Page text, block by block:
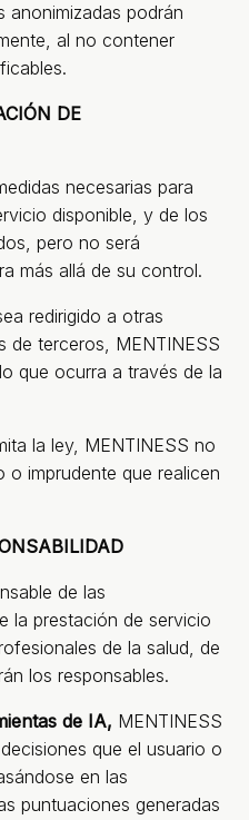
anonimizadas podrán
al no contener
DE
necesarias para
disponible, y de los
pero no será
más allá de su control.
redirigido a otras
de terceros, MENTINESS
que ocurra a través de la
la ley, MENTINESS no
imprudente que realicen
de las
la prestación de servicio
de la salud, de
los responsables.
de IA, MENTINESS
que el usuario o
en las
puntuaciones generadas